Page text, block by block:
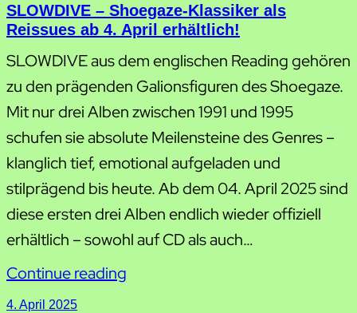
SLOWDIVE – Shoegaze-Klassiker als
Reissues ab 4. April erhältlich!
SLOWDIVE aus dem englischen Reading gehören
zu den prägenden Galionsfiguren des Shoegaze.
Mit nur drei Alben zwischen 1991 und 1995
schufen sie absolute Meilensteine des Genres –
klanglich tief, emotional aufgeladen und
stilprägend bis heute. Ab dem 04. April 2025 sind
diese ersten drei Alben endlich wieder offiziell
erhältlich – sowohl auf CD als auch…
Continue reading
4. April 2025